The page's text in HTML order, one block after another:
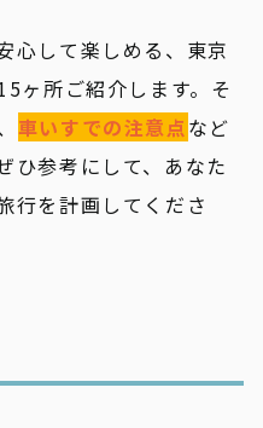
心して楽しめる、東京
ヶ所ご紹介します。そ
車いすでの注意点 など
ひ参考にして、あなた
行を計画してくださ